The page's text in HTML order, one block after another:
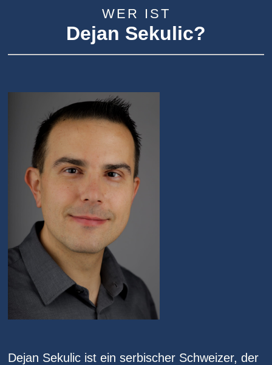
WER IST
Dejan Sekulic?
Dejan Sekulic ist ein serbischer Schweizer, der